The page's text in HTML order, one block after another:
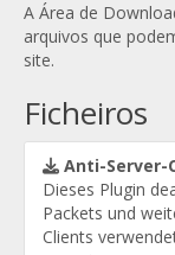
A Área de
arquivos que
site.
Ficheiros
Anti-Server-
Dieses Plugin
Packets und
Clients